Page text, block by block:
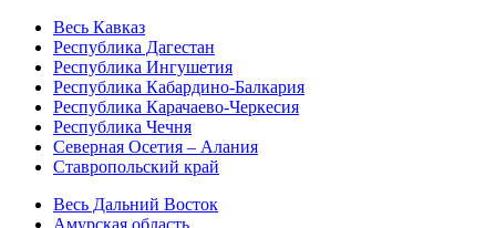
Весь Кавказ
Республика Дагестан
Республика Ингушетия
Республика Кабардино-Балкария
Республика Карачаево-Черкесия
Республика Чечня
Северная Осетия – Алания
Ставропольский край
Весь Дальний Восток
Амурская область